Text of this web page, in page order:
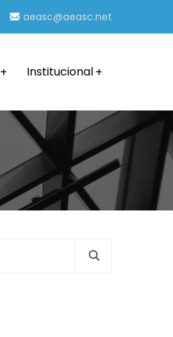
aeasc@aeasc.net
Institucional